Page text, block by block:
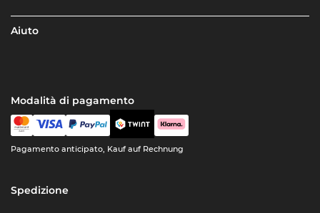
Aiuto
Modalità di pagamento
Pagamento anticipato, Kauf auf Rechnung
Spedizione